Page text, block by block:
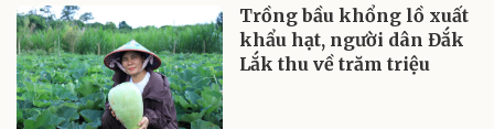
Trồng bầu khổng lồ xuất
khẩu hạt, người dân Đắk
Lắk thu về trăm triệu